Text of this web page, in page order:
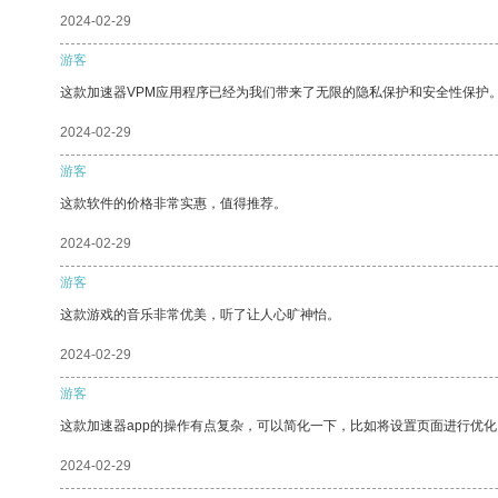
2024-02-29
游客
这款加速器VPM应用程序已经为我们带来了无限的隐私保护和安全性保护
2024-02-29
游客
这款软件的价格非常实惠，值得推荐。
2024-02-29
游客
这款游戏的音乐非常优美，听了让人心旷神怡。
2024-02-29
游客
这款加速器app的操作有点复杂，可以简化一下，比如将设置页面进行优
2024-02-29